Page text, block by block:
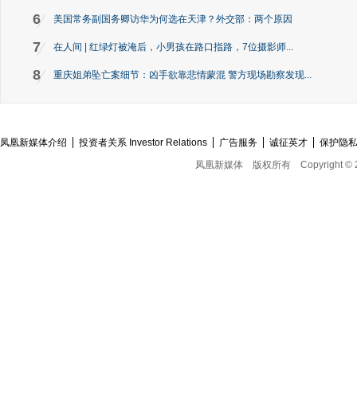
6 美国常务副国务卿访华为何选在天津？外交部：两个原因
7 在人间 | 红绿灯被淹后，小男孩在路口指路，7位摄影师...
8 重庆姐弟坠亡案细节：凶手欲靠悲情蒙混 警方现场勘察发现...
凤凰新媒体介绍 投资者关系 Investor Relations 广告服务 诚征英才
保护隐
凤凰新媒体
版权所有 Copyright ©